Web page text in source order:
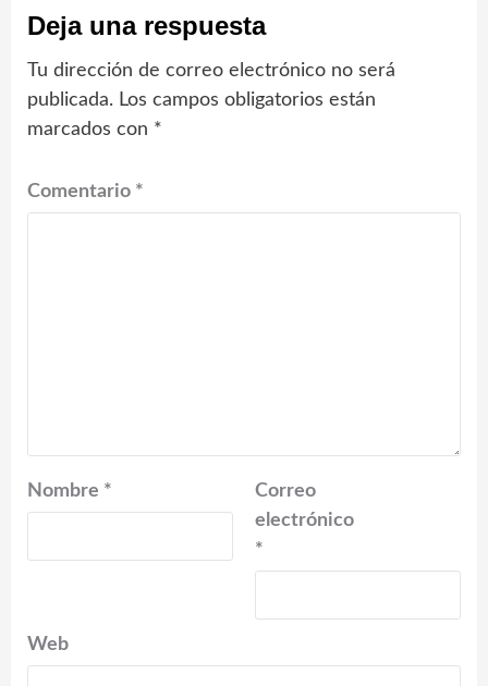
Deja una respuesta
Tu dirección de correo electrónico no será
publicada. Los campos obligatorios están
marcados con *
Comentario *
Nombre *
Correo
electrónico
*
Web